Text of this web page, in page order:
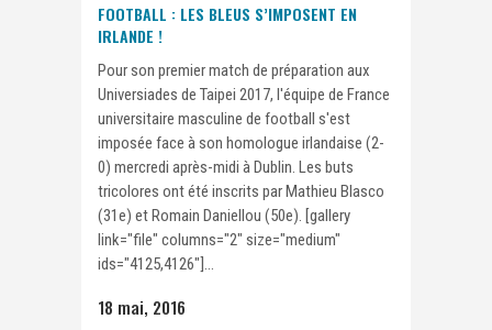
FOOTBALL : LES BLEUS S’IMPOSENT EN
IRLANDE !
Pour son premier match de préparation aux
Universiades de Taipei 2017, l'équipe de France
universitaire masculine de football s'est
imposée face à son homologue irlandaise (2-
0) mercredi après-midi à Dublin. Les buts
tricolores ont été inscrits par Mathieu Blasco
(31e) et Romain Daniellou (50e). [gallery
link="file" columns="2" size="medium"
ids="4125,4126"]...
18 mai, 2016